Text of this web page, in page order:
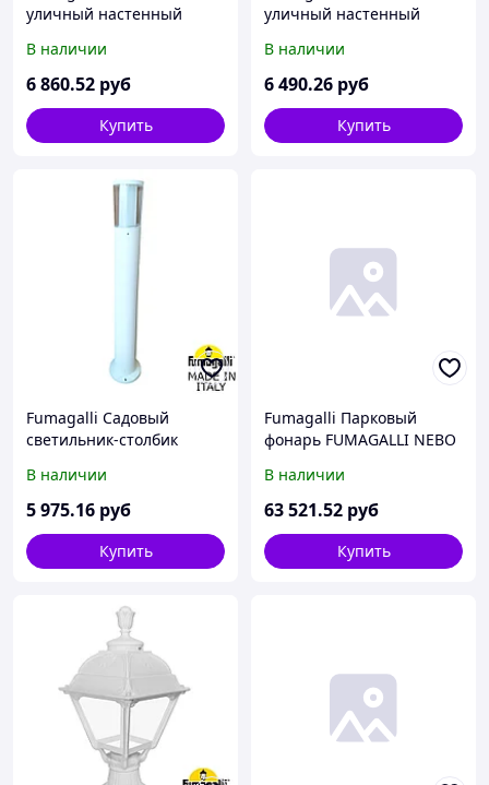
уличный настенный
WALL 3A7.003.000.WXU2L
В наличии
6 860.52 руб
Купить
уличный настенный
DS2.560.000.WXD1L
В наличии
6 490.26 руб
Купить
Fumagalli Садовый
светильник-столбик
DR1.575.000.WXU1L
В наличии
5 975.16 руб
Купить
Fumagalli Парковый
фонарь FUMAGALLI NEBO
E26.202.R30.WXF1R
В наличии
63 521.52 руб
Купить